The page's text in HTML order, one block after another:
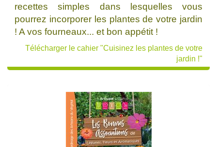
recettes simples dans lesquelles vous
pourrez incorporer les plantes de votre jardin
! A vos fourneaux... et bon appétit !
Télécharger le cahier "Cuisinez les plantes de votre
jardin !"